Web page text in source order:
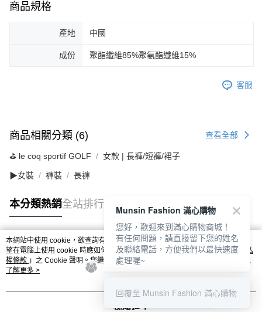
商品規格
產地 中國
成份 聚酯纖維85%聚氨酯纖維15%
客服
商品相關分類 (6) 查看全部
⛳️ le coq sportif GOLF 女款 | 長褲/短褲/裙子
▶女裝 褲裝 長褲
本分類熱銷全站排行
熱門標籤
本網站中使用 cookie，欲查詢有關本網站使用 cookie 方式之詳情，及若您不希
望在電腦上使用 cookie 時應如何變更電腦的 cookie 設定，請參閱本網站「
隱私
權條款 」之 Cookie 聲明。您繼續使用本網站即表示您同意本公司得按本網站使
用條款之 Cookie 聲明使用 cookie。
了解更多 >
我知道了
Munsin Fashion 滿心購物
您好，歡迎來到滿心購物商城！
有任何問題，請直接留下您的姓名
及聯絡電話，方便我們以最快速度
處理喔~
回覆至 Munsin Fashion 滿心購物